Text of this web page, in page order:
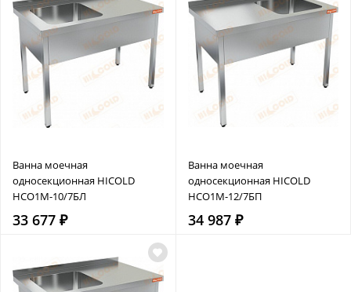
Ванна моечная
односекционная HICOLD
НСО1М-10/7БЛ
33 677 ₽
Ванна моечная
односекционная HICOLD
НСО1М-12/7БП
34 987 ₽